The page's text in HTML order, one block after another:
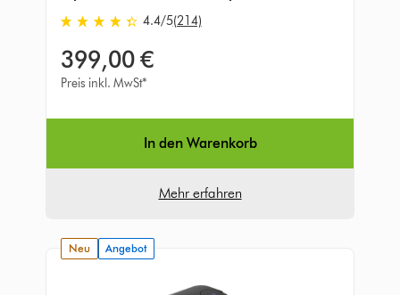
4.4
5
Sternen
214
4.4/5(214)
399,00 €
Preis inkl. MwSt*
In den Warenkorb
Mehr erfahren
neu Angebot